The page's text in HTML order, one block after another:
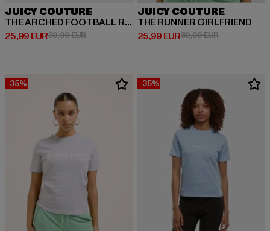
JUICY COUTURE
THE ARCHED FOOTBALL RINGER
25,99 EUR
Derzeitiger Preis: 25,99 EUR
39,99 EURAktionspreis: 39,99 EUR
JUICY COUTURE
THE RUNNER GIRLFRIEND
25,99 EUR
Derzeitiger Preis: 25,99 EUR
39,99 EURAktionspreis:
-35% -35%